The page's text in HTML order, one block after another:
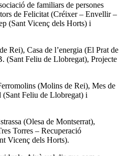
de familiars de persones
de Felicitat (Créixer – Envellir –
(Sant Vicenç dels Horts) i
Rei), Casa de l’energia (El Prat de
(Sant Feliu de Llobregat), Projecte
(Molins de Rei), Mes de
(Sant Feliu de Llobregat) i
(Olesa de Montserrat),
Torres – Recuperació
Vicenç dels Horts).